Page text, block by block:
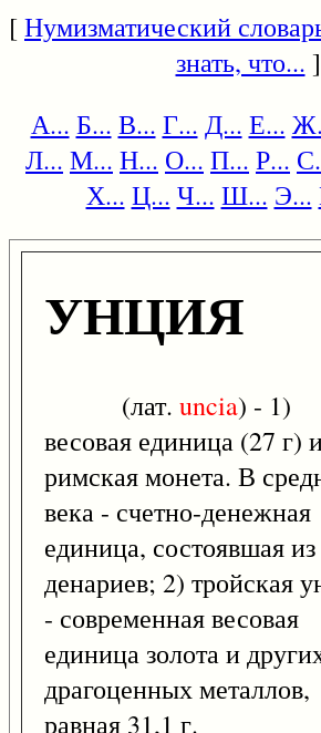
[Нумизматический
знать, что... ]
А... Б... В... Г... Д... Е...
Л... М... Н... О... П... Р...
Х... Ц... Ч... Ш... Э...
УНЦИЯ
(лат. uncia) - 1)
весовая единица (27 г)
римская монета. В
века - счетно-денежная
единица, состоявшая
денариев; 2) тройская
- современная весовая
единица золота и
драгоценных металлов,
равная 31,1 г.